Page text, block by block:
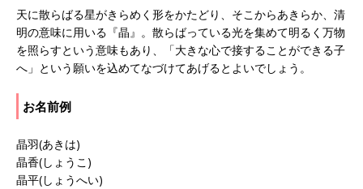
天に散らばる星がきらめく形をかたどり、そこからあきらか、清
明の意味に用いる『晶』。散らばっている光を集めて明るく万物
を照らすという意味もあり、「大きな心で接することができる子
へ」という願いを込めてなづけてあげるとよいでしょう。
お名前例
晶羽(あきは)
晶香(しょうこ)
晶平(しょうへい)